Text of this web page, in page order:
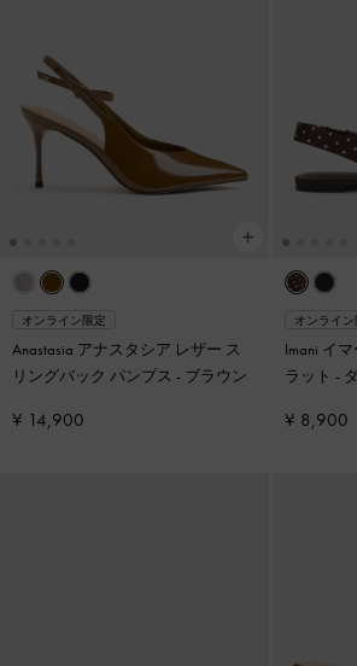
オンライン限定
Anastasia アナスタシア レザー ス
リングバック パンプス - ブラウン
¥ 14,900
オンライン
Imani イ
ラット -
¥ 8,900